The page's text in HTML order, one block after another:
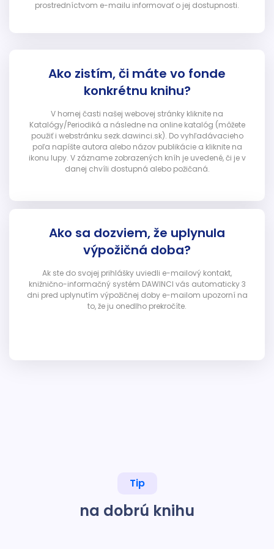
prostredníctvom e-mailu informovať o jej dostupnosti.
Ako zistím, či máte vo fonde
konkrétnu knihu?
V hornej časti našej webovej stránky kliknite na
Katalógy/Periodiká a následne na online katalóg (môžete
použiť i webstránku sezk.dawinci.sk). Do vyhľadávacieho
poľa napíšte autora alebo názov publikácie a kliknite na
ikonu lupy. V zázname zobrazených kníh je uvedené, či je v
danej chvíli dostupná alebo požičaná.
Ako sa dozviem, že uplynula
výpožičná doba?
Ak ste do svojej prihlášky uviedli e-mailový kontakt,
knižnično-informačný systém DAWINCI vás automaticky 3
dni pred uplynutím výpožičnej doby e-mailom upozorní na
to, že ju onedlho prekročíte.
Tip
na dobrú knihu